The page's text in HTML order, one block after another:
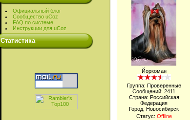
Официальный блог
Сообщество uCoz
FAQ по системе
Инструкции для uCoz
Cтатистика
Йоркоман
Группа: Проверенные
Сообщений: 2411
Страна: Российская
Федерация
Город: Новосибирск
Статус: Offline